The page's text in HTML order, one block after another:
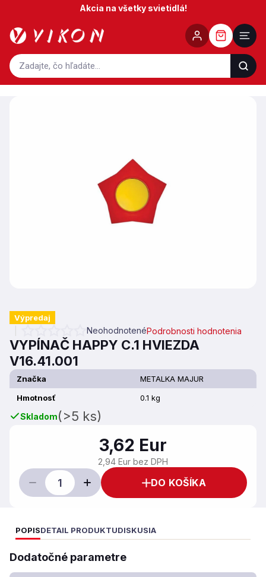
obsah
Akcia na všetky svietidlá!
Výpredaj
Priemerné hodnotenie produktu je 0,0 z 5 hviezdičiek.
NeohodnotenéPodrobnosti hodnotenia
VYPÍNAČ HAPPY C.1 HVIEZDA
V16.41.001
Značka
METALKA MAJUR
Hmotnosť
0.1 kg
Skladom(>5 ks)
3,62 Eur
2,94 Eur bez DPH
DO KOŠÍKA
POPISDETAIL PRODUKTUDISKUSIA
Dodatočné parametre